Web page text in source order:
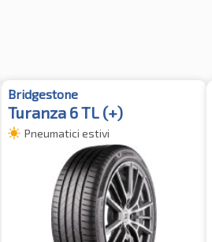
Bridgestone
Turanza 6 TL (+)
Pneumatici estivi